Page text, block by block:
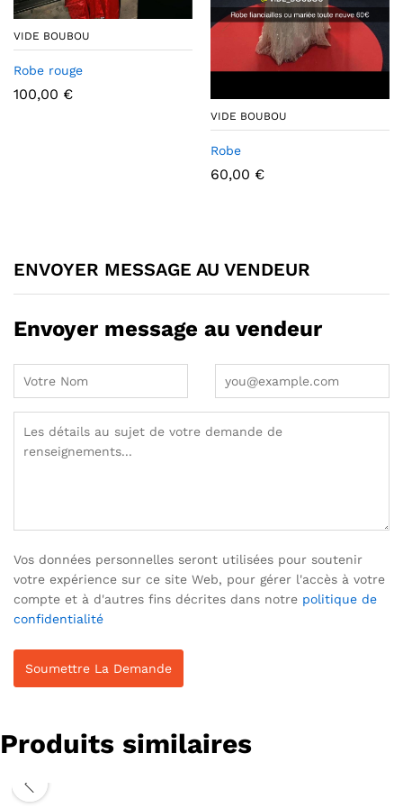
VIDE BOUBOU
Robe rouge
100,00 €
VIDE BOUBOU
Robe
60,00 €
ENVOYER MESSAGE AU VENDEUR
Envoyer message au vendeur
Vos données personnelles seront utilisées pour soutenir
votre expérience sur ce site Web, pour gérer l'accès à votre
compte et à d'autres fins décrites dans notre politique de
confidentialité
Produits similaires